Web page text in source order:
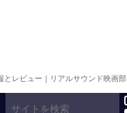
とレビュー｜リアルサウンド映画部